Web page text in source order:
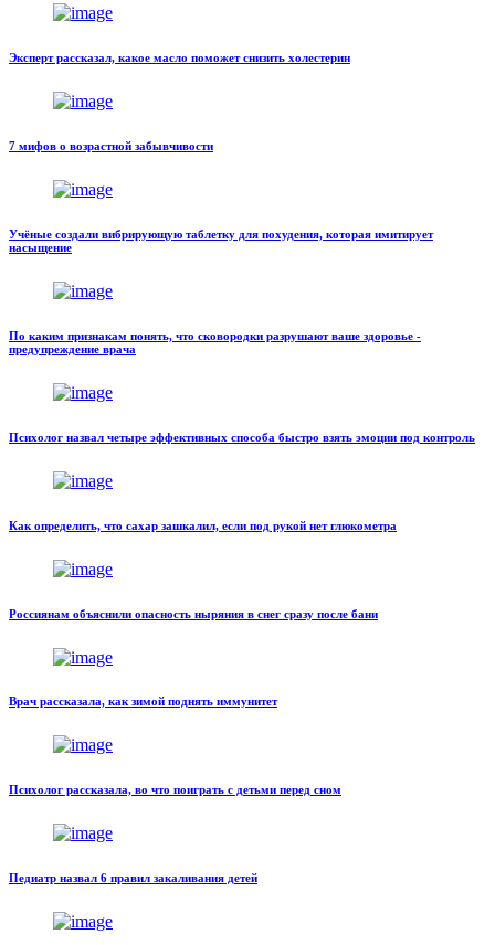
Эксперт рассказал, какое масло поможет снизить холестерин
7 мифов о возрастной забывчивости
Учёные создали вибрирующую таблетку для похудения, которая имитирует
насыщение
По каким признакам понять, что сковородки разрушают ваше здоровье -
предупреждение врача
Психолог назвал четыре эффективных способа быстро взять эмоции под контроль
Как определить, что сахар зашкалил, если под рукой нет глюкометра
Россиянам объяснили опасность ныряния в снег сразу после бани
Врач рассказала, как зимой поднять иммунитет
Психолог рассказала, во что поиграть с детьми перед сном
Педиатр назвал 6 правил закаливания детей